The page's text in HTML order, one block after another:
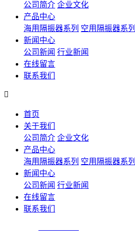
公司简介 企业文化
产品中心
海用隔振器系列 空用隔振器系列
新闻中心
公司新闻 行业新闻
在线留言
联系我们

首页
关于我们
公司简介 企业文化
产品中心
海用隔振器系列 空用隔振器系列
新闻中心
公司新闻 行业新闻
在线留言
联系我们